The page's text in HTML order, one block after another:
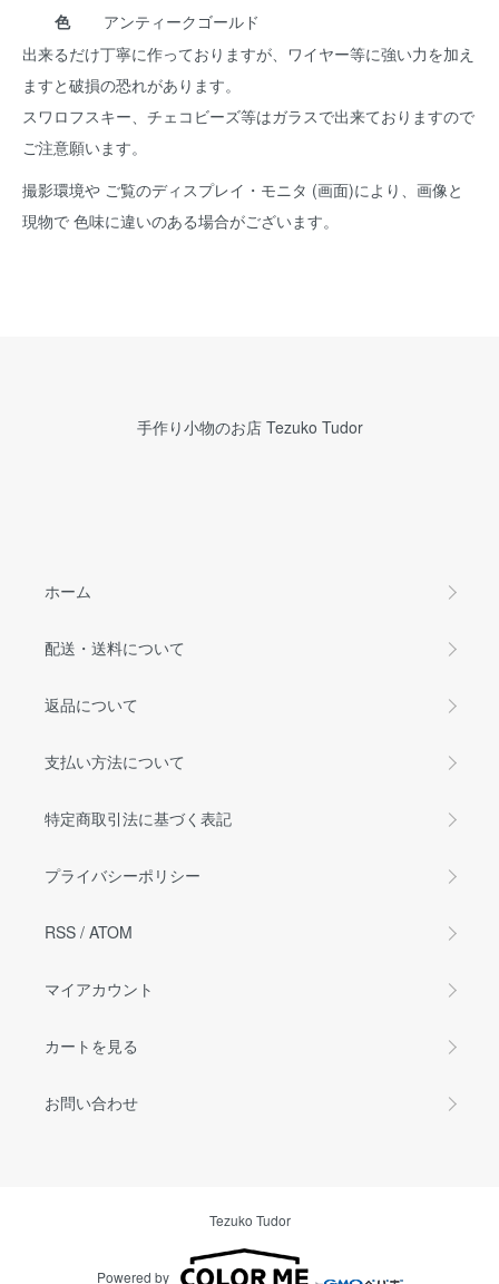
色
アンティークゴールド
出来るだけ丁寧に作っておりますが、ワイヤー等に強い力を加え
ますと破損の恐れがあります。
スワロフスキー、チェコビーズ等はガラスで出来ておりますので
ご注意願います。
撮影環境や ご覧のディスプレイ・モニタ (画面)により、画像と
現物で 色味に違いのある場合がございます。
手作り小物のお店 Tezuko Tudor
ホーム
配送・送料について
返品について
支払い方法について
特定商取引法に基づく表記
プライバシーポリシー
RSS / ATOM
マイアカウント
カートを見る
お問い合わせ
Tezuko Tudor
Powered by